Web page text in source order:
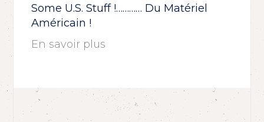
Some U.S. Stuff !………… Du Matériel
Américain !
En savoir plus